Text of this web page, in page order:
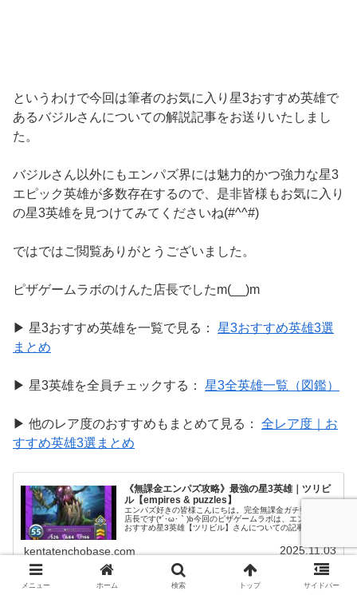
というわけで今回は筆者のお気に入り星3おすすめ英雄で
あるバジルさんについての解説記事をお送りいたしまし
た。
バジルさん以外にもエンパズ界には魅力的かつ強力な星3
エピック英雄が多数存在するので、是非皆様もお気に入り
の星3英雄を見つけてみてくださいね(#^^#)
ではではご閲覧ありがとうございました。
ピザゲームラボのけんた店長でしたm(__)m
▶ 星3おすすめ英雄を一覧で見る： 星3おすすめ英雄3選
まとめ
▶ 星3英雄を全員チェックする： 星3全英雄一覧（図鑑）
▶ 他のレア度のおすすめもまとめて見る： 全レア度｜お
すすめ英雄3選まとめ
《無課金エンパズ攻略》最強の星3英雄｜ツリビ
ル【empires & puzzles】
エンパズ好きの皆様こんにちは。完全無課金ガチ勢けんた
店長です(*´･ω･｀)b今回のピザゲームラボは、エンパズの
おすすめ星3英雄【ツリビル】さんについての記事をお送
kentatenchobase.com 2025.11.03
メニュー ホーム 検索 トップ サイドバー